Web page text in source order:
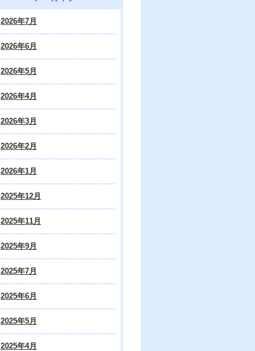
2026年7月
2026年6月
2026年5月
2026年4月
2026年3月
2026年2月
2026年1月
2025年12月
2025年11月
2025年9月
2025年7月
2025年6月
2025年5月
2025年4月